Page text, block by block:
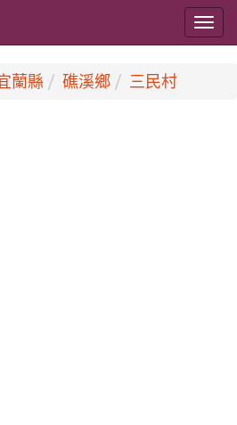
蘭縣 礁溪鄉 三民村